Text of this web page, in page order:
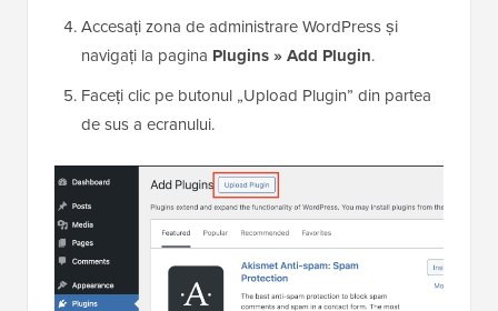
Accesați zona de administrare WordPress și
navigați la pagina Plugins » Add Plugin.
Faceți clic pe butonul „Upload Plugin” din partea
de sus a ecranului.